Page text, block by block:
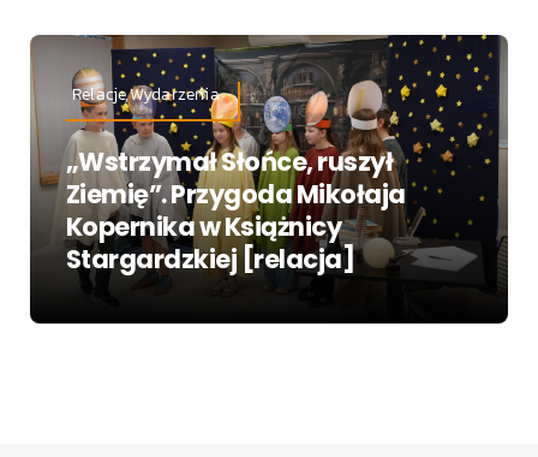
Relacje,Wydarzenia
„Wstrzymał Słońce, ruszył
Ziemię”. Przygoda Mikołaja
Kopernika w Książnicy
Stargardzkiej [relacja]